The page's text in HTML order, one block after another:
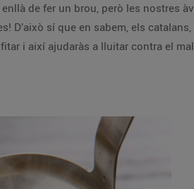
de fer un brou, però les nostres
sí que en sabem, els
i així ajudaràs a lluitar contra el